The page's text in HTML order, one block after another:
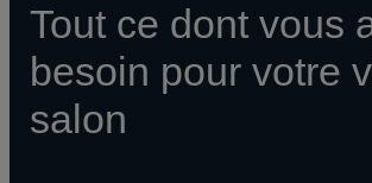
Tout ce dont vous
besoin pour votre
salon